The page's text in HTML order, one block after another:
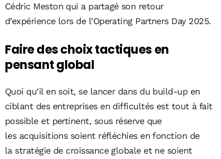
Cédric Meston qui a partagé son retour
d’expérience lors de l’Operating Partners Day 2025.
Faire des choix tactiques en
pensant global
Quoi qu’il en soit, se lancer dans du build-up en
ciblant des entreprises en difficultés est tout à fait
possible et pertinent, sous réserve que
les acquisitions soient réfléchies en fonction de
la stratégie de croissance globale et ne soient